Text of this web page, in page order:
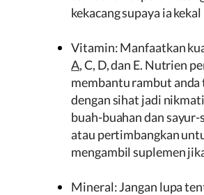
kekacang supaya ia
Vitamin: Manfaatkan
A, C, D, dan E. Nutrien
membantu rambut
dengan sihat jadi
buah-buahan dan sayur-
atau pertimbangkan
mengambil suplemen
Mineral: Jangan lupa